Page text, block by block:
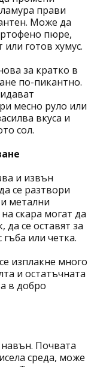
прави
Може да
пюре,
или готов хумус.
за кратко в
по-пикантно.
месно руло или
вкуса и
сол.
и извън
се разтвори
метални
скара могат да
да се оставят за
или четка.
изплакне много
и остатъчната
в добро
Почвата
среда, може